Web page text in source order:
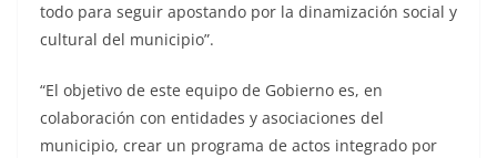
todo para seguir apostando por la dinamización social y
cultural del municipio”.
“El objetivo de este equipo de Gobierno es, en
colaboración con entidades y asociaciones del
municipio, crear un programa de actos integrado por